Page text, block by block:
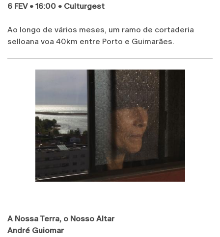
6 FEV • 16:00 • Culturgest
Ao longo de vários meses, um ramo de cortaderia
selloana voa 40km entre Porto e Guimarães.
A Nossa Terra, o Nosso Altar
André Guiomar